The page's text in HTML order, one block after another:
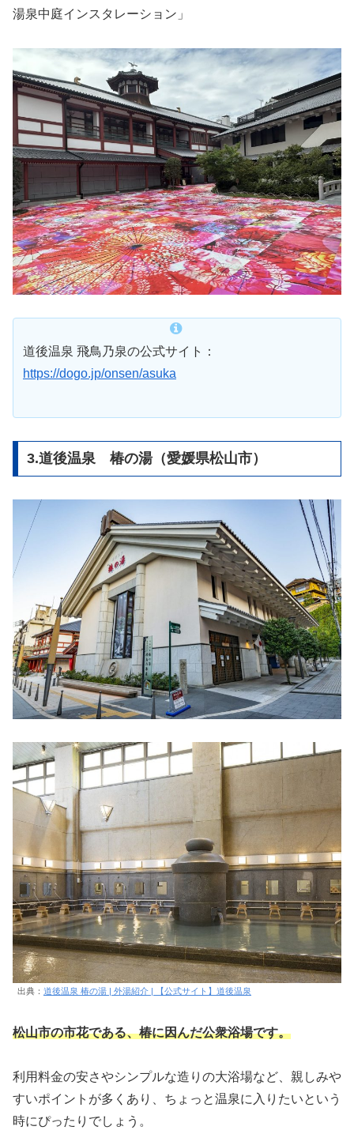
湯泉中庭インスタレーション」
道後温泉 飛鳥乃泉の公式サイト：
https://dogo.jp/onsen/asuka
3.道後温泉 椿の湯（愛媛県松山市）
出典： 道後温泉 椿の湯 | 外湯紹介 | 【公式サイト】道後温泉
松山市の市花である、椿に因んだ公衆浴場です。
利用料金の安さやシンプルな造りの大浴場など、親しみや
すいポイントが多くあり、ちょっと温泉に入りたいという
時にぴったりでしょう。